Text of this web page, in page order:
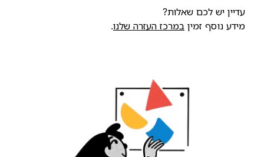
עדיין יש לכם שאלות?
מידע נוסף זמין במרכז העזרה שלנו.